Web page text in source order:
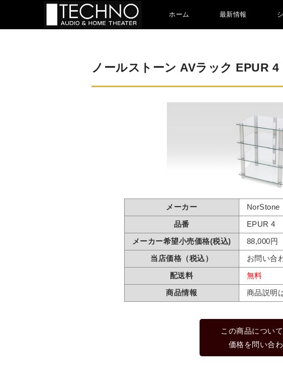
ホーム 最新情報
ノールストーン AVラック EPUR 4
メーカー
NorStone
品番
EPUR 4
メーカー希望小売価格(税込)
88,000円
当店価格（税込）
お問い合
配送料
無料
商品情報
商品説明
この商品につい
価格を問い合